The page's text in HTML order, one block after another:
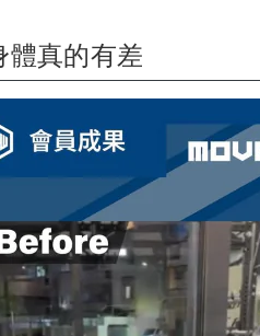
體真的有差